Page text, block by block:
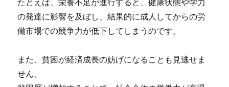
たとえば、栄養不足が進行すると、健康状態や学力
の発達に影響を及ぼし、結果的に成人してからの労
働市場での競争力が低下してしまうのです。
また、貧困が経済成長の妨げになることも見逃せま
せん。